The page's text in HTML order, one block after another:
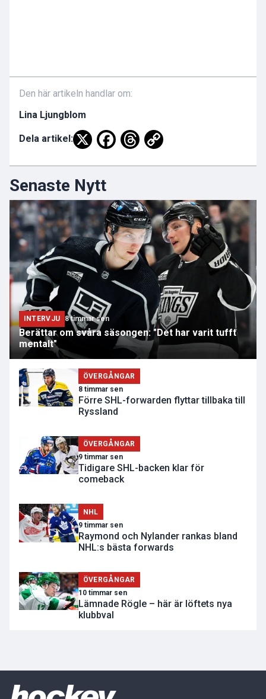
Den här artikeln handlar om:
Lina Ljungblom
Dela artikel:
Senaste Nytt
INTERVJU 8 timmar sen
Berättar om svåra säsongen: "Det har varit tufft
mentalt"
ÖVERGÅNGAR
8 timmar sen
Förre SHL-forwarden flyttar tillbaka till
Ryssland
ÖVERGÅNGAR
9 timmar sen
Tidigare SHL-backen klar för
comeback
NHL
9 timmar sen
Raymond och Nylander rankas bland
NHL:s bästa forwards
ÖVERGÅNGAR
10 timmar sen
Lämnade Rögle – här är löftets nya
klubbval